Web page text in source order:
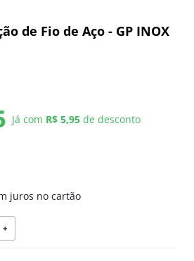
de Fio de Aço - GP INOX
Já com R$ 5,95 de desconto
juros no cartão
＋